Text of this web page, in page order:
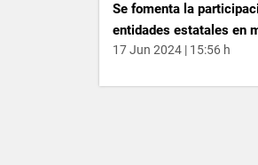
Se fomenta la
entidades estatales en
17 Jun 2024 | 15:56 h